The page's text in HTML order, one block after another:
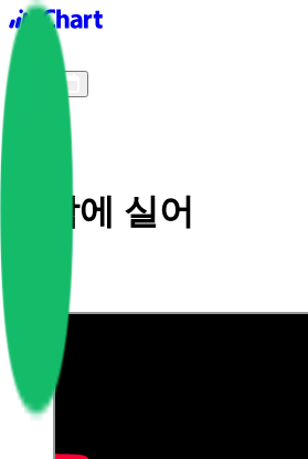
iChart logo
바람에 실어